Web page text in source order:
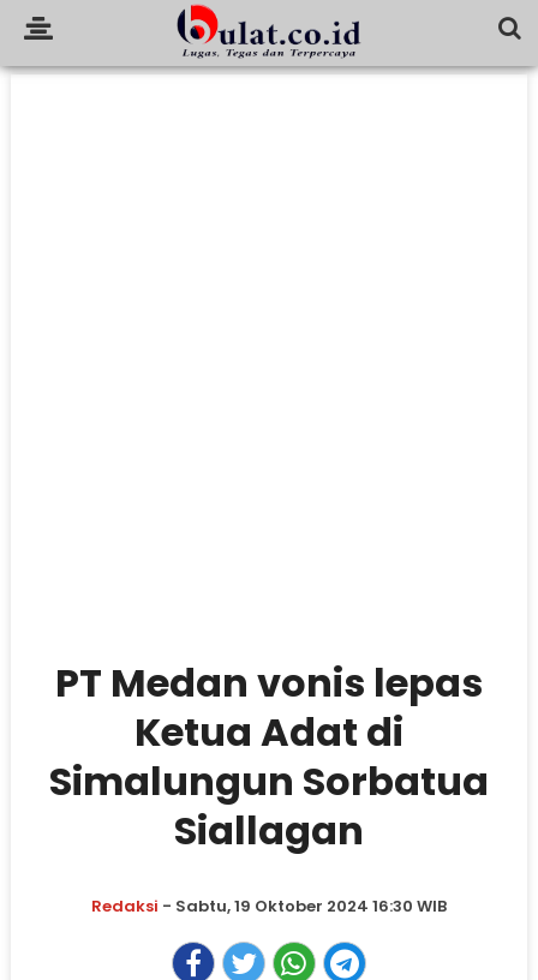
PT Medan vonis lepas
Ketua Adat di
Simalungun Sorbatua
Siallagan
Redaksi - Sabtu, 19 Oktober 2024 16:30 WIB